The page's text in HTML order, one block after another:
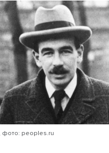
науке, в отличие от
основное
в мире. Но не все,
старый
экономика. Между
что-то
экономика.
— Нобелевские
тот в мейнстриме. А
направления уходили из
оно было